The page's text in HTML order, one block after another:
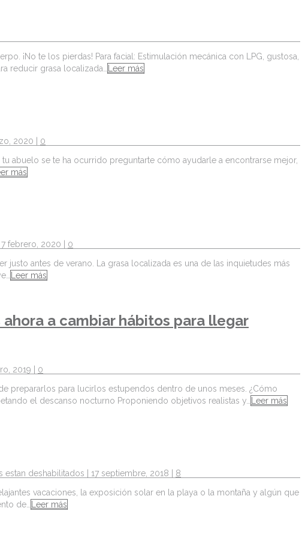
¡No te los pierdas! Para facial: Estimulación mecánica con LPG, gustosa,
reducir grasa localizada…
Leer más
2020 | 0
abuelo se te ha ocurrido preguntarte cómo ayudarle a encontrarse mejor,
más
| 7 febrero, 2020 | 0
antes de verano. La grasa localizada es una de las inquietudes más
Leer más
a cambiar hábitos para llegar
2019 | 0
prepararlos para lucirlos estupendos dentro de unos meses. ¿Cómo
el descanso nocturno Proponiendo objetivos realistas y… Leer más
estan deshabilitados | 17 septiembre, 2018 | 8
vacaciones, la exposición solar en la playa o la montaña y algún que
de…
Leer más